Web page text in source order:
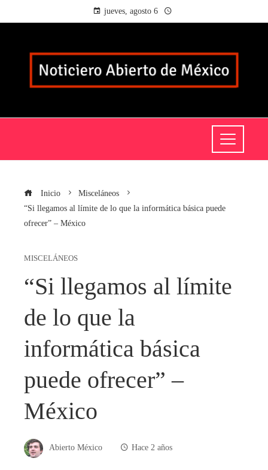
jueves, agosto 6
Inicio
Misceláneos
“Si llegamos al límite de lo que la informática básica puede
ofrecer” – México
MISCELÁNEOS
“Si llegamos al límite
de lo que la
informática básica
puede ofrecer” –
México
Abierto México Hace 2 años